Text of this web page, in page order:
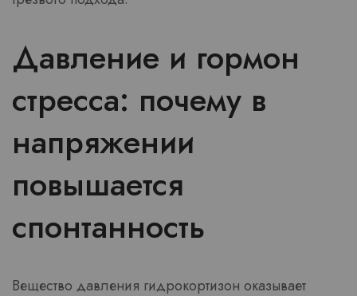
Давление и гормон
стресса: почему в
напряжении
повышается
спонтанность
Вещество давления гидрокортизон оказывает